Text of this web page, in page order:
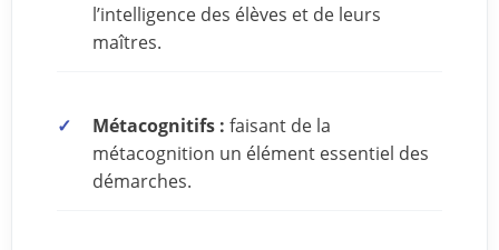
l’intelligence des élèves et de leurs
maîtres.
Métacognitifs : faisant de la
métacognition un élément essentiel des
démarches.